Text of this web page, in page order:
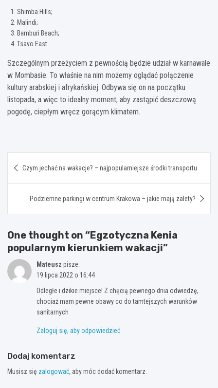
Shimba Hills;
Malindi;
Bamburi Beach;
Tsavo East.
Szczególnym przeżyciem z pewnością będzie udział w karnawale
w Mombasie. To właśnie na nim możemy oglądać połączenie
kultury arabskiej i afrykańskiej. Odbywa się on na początku
listopada, a więc to idealny moment, aby zastąpić deszczową
pogodę, ciepłym wręcz gorącym klimatem.
wpisu
Czym jechać na wakacje? – najpopularniejsze środki transportu
Podziemne parkingi w centrum Krakowa – jakie mają zalety?
One thought on “Egzotyczna Kenia
popularnym kierunkiem wakacji”
Mateusz pisze:
19 lipca 2022 o 16:44
Odległe i dzikie miejsce! Z chęcią pewnego dnia odwiedzę,
chociaż mam pewne obawy co do tamtejszych warunków
sanitarnych
Zaloguj się, aby odpowiedzieć
Dodaj komentarz
Musisz się zalogować, aby móc dodać komentarz.